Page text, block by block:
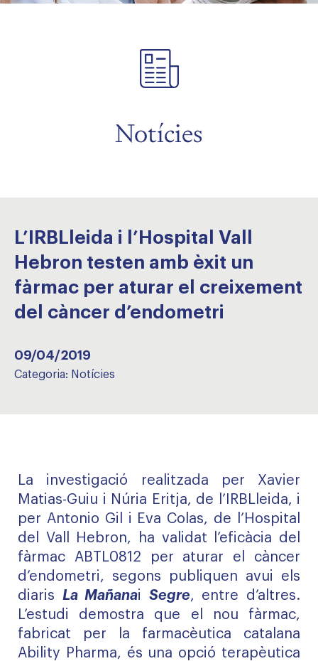
Notícies
L’IRBLleida i l’Hospital Vall
Hebron testen amb èxit un
fàrmac per aturar el creixement
del càncer d’endometri
09/04/2019
Categoria: Notícies
La investigació realitzada per Xavier
Matias-Guiu i Núria Eritja, de l’IRBLleida, i
per Antonio Gil i Eva Colas, de l’Hospital
del Vall Hebron, ha validat l’eficàcia del
fàrmac ABTL0812 per aturar el càncer
d’endometri, segons publiquen avui els
diaris La Mañanai Segre, entre d’altres.
L’estudi demostra que el nou fàrmac,
fabricat per la farmacèutica catalana
Ability Pharma, és una opció terapèutica